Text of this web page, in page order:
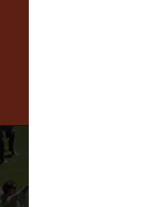
Scopri